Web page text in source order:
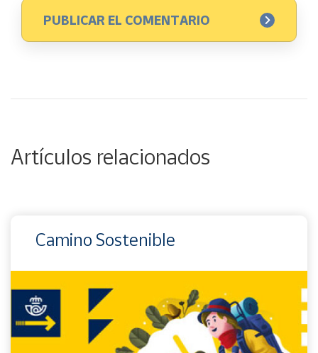
Artículos relacionados
Camino Sostenible